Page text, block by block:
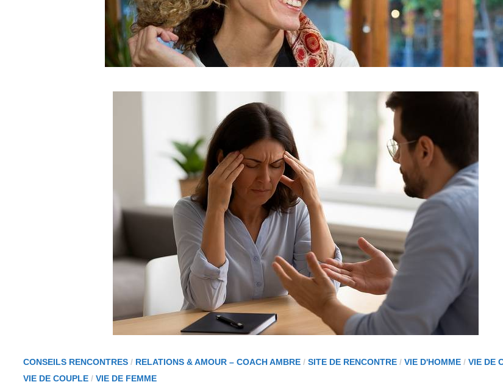
CONSEILS RENCONTRES / RELATIONS & AMOUR – COACH AMBRE /SITE DE RENCONTRE /VIE D'HOMME /VIE DE
VIE DE COUPLE /VIE DE FEMME